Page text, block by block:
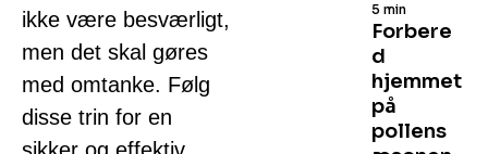
ikke være besværligt,
men det skal gøres
med omtanke. Følg
disse trin for en
Forbere
d
hjemmet
på
pollens
5 min